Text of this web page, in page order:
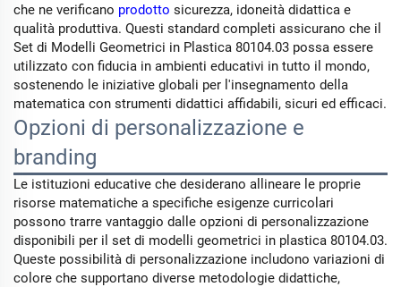
che ne verificano prodotto sicurezza, idoneità didattica e
qualità produttiva. Questi standard completi assicurano che il
Set di Modelli Geometrici in Plastica 80104.03 possa essere
utilizzato con fiducia in ambienti educativi in tutto il mondo,
sostenendo le iniziative globali per l'insegnamento della
matematica con strumenti didattici affidabili, sicuri ed efficaci.
Opzioni di personalizzazione e
branding
Le istituzioni educative che desiderano allineare le proprie
risorse matematiche a specifiche esigenze curricolari
possono trarre vantaggio dalle opzioni di personalizzazione
disponibili per il set di modelli geometrici in plastica 80104.03.
Queste possibilità di personalizzazione includono variazioni di
colore che supportano diverse metodologie didattiche,